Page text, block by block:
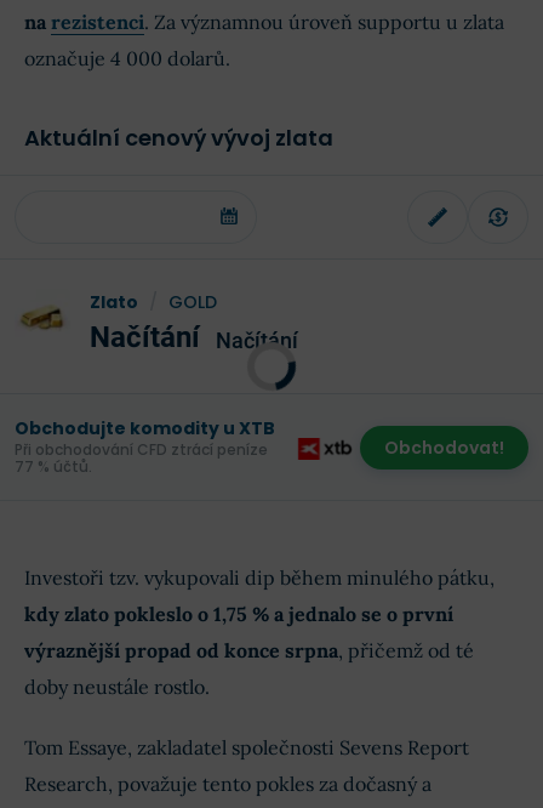
na rezistenci. Za významnou úroveň supportu u zlata
označuje 4 000 dolarů.
Aktuální cenový vývoj zlata
Zlato GOLD
Načítání Načítání
Obchodujte komodity u XTB
Při obchodování CFD ztrácí peníze
77 % účtů.
Obchodovat!
Investoři tzv. vykupovali dip během minulého pátku,
kdy zlato pokleslo o 1,75 % a jednalo se o první
výraznější propad od konce srpna, přičemž od té
doby neustále rostlo.
Tom Essaye, zakladatel společnosti Sevens Report
Research, považuje tento pokles za dočasný a